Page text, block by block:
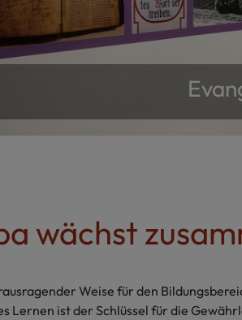
in herausragender Weise für den
wächst
Weise für den
Lernen ist der Schlüssel für die